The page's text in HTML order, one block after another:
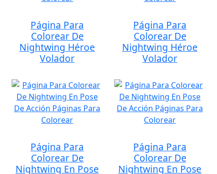
Página Para
Colorear De
Nightwing Héroe
Volador
Página Para
Colorear De
Nightwing Héroe
Volador
Página Para
Colorear De
Nightwing En Pose
Página Para
Colorear De
Nightwing En Pose